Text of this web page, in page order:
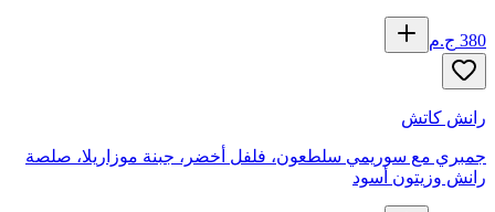
380 ج.م
رانش كاتش
جمبري مع سوريمي سلطعون، فلفل أخضر، جبنة موزاريلا، صلصة
رانش وزيتون أسود